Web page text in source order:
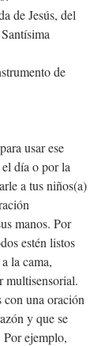
de Jesús, del
de
usar ese
día o por la
a tus niños(a)
manos. Por
estén listos
la cama,
multisensorial.
con una oración
y que se
ejemplo,